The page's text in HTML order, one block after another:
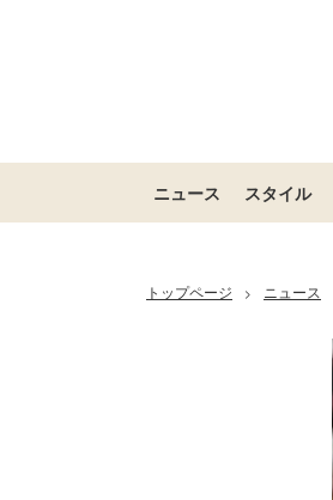
ニュース スタイル
トップページ > ニュース